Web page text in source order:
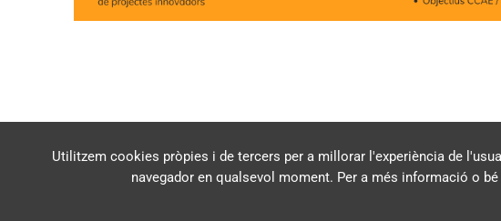
Utilitzem cookies pròpies i de tercers per a millorar l'experiència de
navegador en qualsevol moment. Per a més informació o